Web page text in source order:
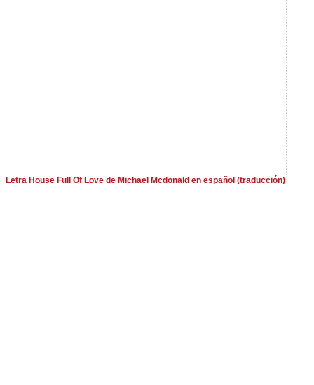
Letra House Full Of Love de Michael Mcdonald en español (traducción)